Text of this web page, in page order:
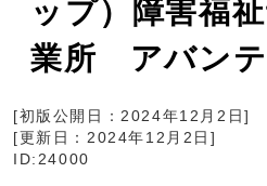
ップ）障害福
業所 アバンテ
[初版公開日：2024年12月2日]
[更新日： 2024年12月2日 ]
ID:24000